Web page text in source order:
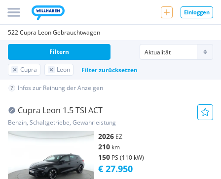
Einloggen
522 Cupra Leon Gebrauchtwagen
Cupra Leon Filter zurücksetzen
Filtern
Infos zur Reihung der Anzeigen
Cupra Leon 1.5 TSI ACT
Benzin, Schaltgetriebe, Gewährleistung
2026 EZ
210 km
150 PS (110 kW)
€ 27.950